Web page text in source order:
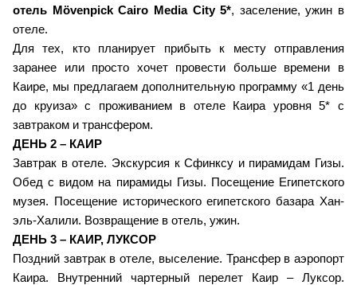
отель Mövenpick Cairo Media City 5*, заселение, ужин в
отеле.
Для тех, кто планирует прибыть к месту отправления
заранее или просто хочет провести больше времени в
Каире, мы предлагаем дополнительную программу «1 день
до круиза» с проживанием в отеле Каира уровня 5* с
завтраком и трансфером.
ДЕНЬ 2 – КАИР
Завтрак в отеле. Экскурсия к Сфинксу и пирамидам Гизы.
Обед с видом на пирамиды Гизы. Посещение Египетского
музея. Посещение исторического египетского базара Хан-
эль-Халили. Возвращение в отель, ужин.
ДЕНЬ 3 – КАИР, ЛУКСОР
Поздний завтрак в отеле, выселение. Трансфер в аэропорт
Каира. Внутренний чартерный перелет Каир – Луксор.